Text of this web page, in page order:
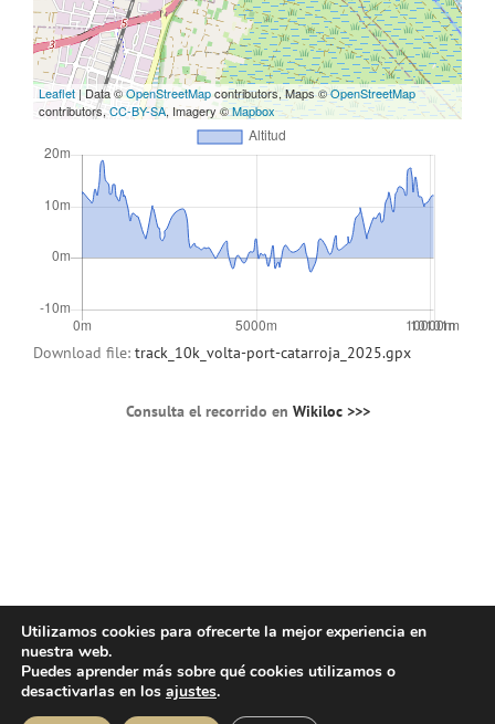
Leaflet | Data ©OpenStreetMapcontributors, Maps ©OpenStreetMap
contributors, CC-BY-SA, Imagery ©Mapbox
Download file: track_10k_volta-port-catarroja_2025.gpx
Consulta el recorrido en Wikiloc >>>
© Copyright 2025 | Atlos Eventos Deportivos -
Privacidad·Política Cookies
Instagram
FacebookYouTube
Utilizamos cookies para ofrecerte la mejor experiencia en
nuestra web.
Puedes aprender más sobre qué cookies utilizamos o
desactivarlas en los ajustes.